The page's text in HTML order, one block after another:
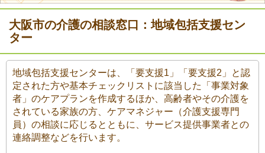
大阪市の介護の相談窓口：地域包括支援セン
ター
地域包括支援センターは、「要支援1」「要支援2」と認
定された方や基本チェックリストに該当した「事業対象
者」のケアプランを作成するほか、高齢者やその介護を
されている家族の方、ケアマネジャー（介護支援専門
員）の相談に応じるとともに、サービス提供事業者との
連絡調整などを行います。